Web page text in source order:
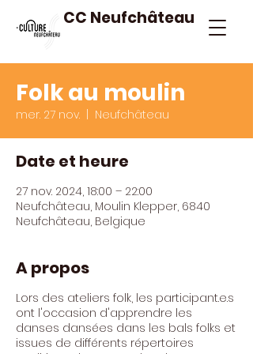
CC Neufchâteau
Folk au moulin
mer. 27 nov. Neufchâteau
Date et heure
27 nov. 2024, 18:00 – 22:00
Neufchâteau, Moulin Klepper, 6840
Neufchâteau, Belgique
A propos
Lors des ateliers folk, les participant.e.s
ont l'occasion d'apprendre les
danses dansées dans les bals folks et
issues de différents répertoires